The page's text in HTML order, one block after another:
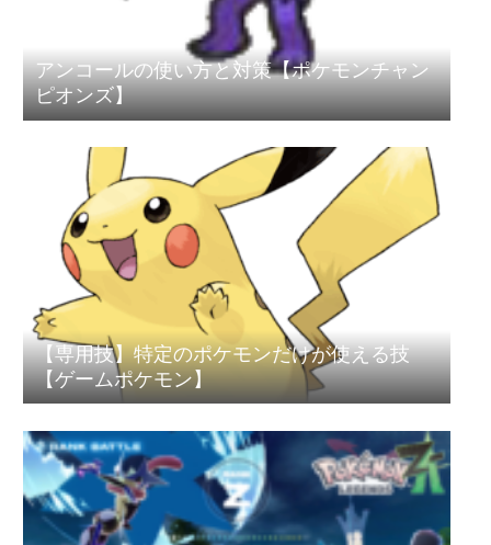
アンコールの使い方と対策【ポケモンチャン
ピオンズ】
【専用技】特定のポケモンだけが使える技
【ゲームポケモン】